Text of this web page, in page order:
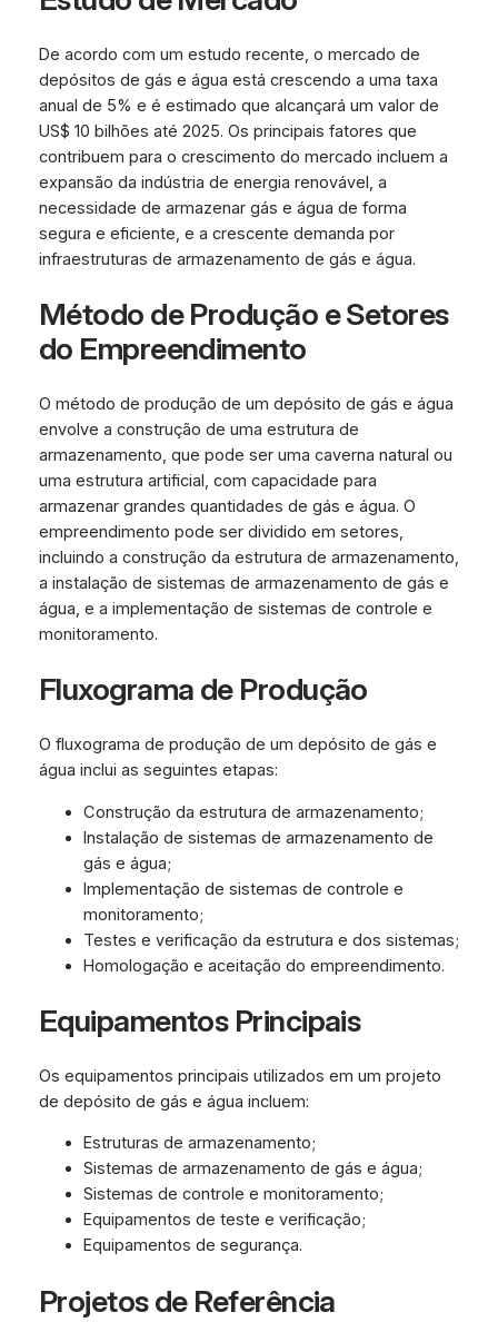
De acordo com um estudo recente, o mercado de
depósitos de gás e água está crescendo a uma taxa
anual de 5% e é estimado que alcançará um valor de
US$ 10 bilhões até 2025. Os principais fatores que
contribuem para o crescimento do mercado incluem a
expansão da indústria de energia renovável, a
necessidade de armazenar gás e água de forma
segura e eficiente, e a crescente demanda por
infraestruturas de armazenamento de gás e água.
Método de Produção e Setores
do Empreendimento
O método de produção de um depósito de gás e água
envolve a construção de uma estrutura de
armazenamento, que pode ser uma caverna natural ou
uma estrutura artificial, com capacidade para
armazenar grandes quantidades de gás e água. O
empreendimento pode ser dividido em setores,
incluindo a construção da estrutura de armazenamento,
a instalação de sistemas de armazenamento de gás e
água, e a implementação de sistemas de controle e
monitoramento.
Fluxograma de Produção
O fluxograma de produção de um depósito de gás e
água inclui as seguintes etapas:
Construção da estrutura de armazenamento;
Instalação de sistemas de armazenamento de
gás e água;
Implementação de sistemas de controle e
monitoramento;
Testes e verificação da estrutura e dos sistemas;
Homologação e aceitação do empreendimento.
Equipamentos Principais
Os equipamentos principais utilizados em um projeto
de depósito de gás e água incluem:
Estruturas de armazenamento;
Sistemas de armazenamento de gás e água;
Sistemas de controle e monitoramento;
Equipamentos de teste e verificação;
Equipamentos de segurança.
Projetos de Referência